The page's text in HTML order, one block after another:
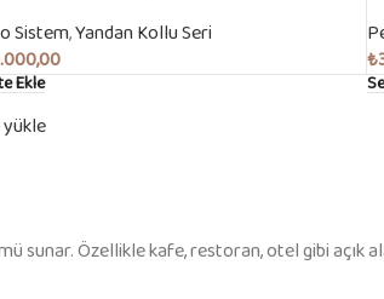
Sistem,Yandan Kollu Seri
Ekle
₺
sunar. Özellikle kafe, restoran, otel gibi açık